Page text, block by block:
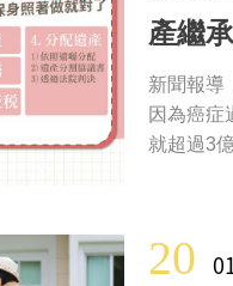
產繼
新聞報導
因為癌症
就超過3
20